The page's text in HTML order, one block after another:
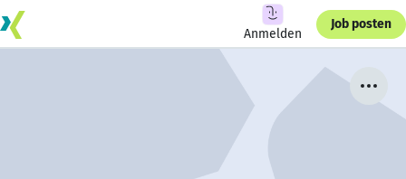
Anmelden
Job posten